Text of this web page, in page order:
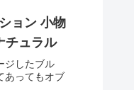
ョン 小物
チュラル
ジしたブル
あってもオブ